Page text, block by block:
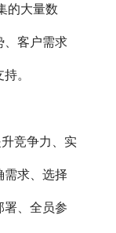
的大量数
、客户需求
。
竞争力、实
需求、选择
署、全员参